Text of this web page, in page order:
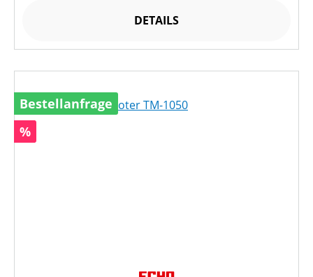
DETAILS
Bestellanfrage
Rabatt
%